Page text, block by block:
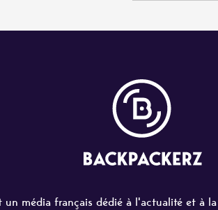
un média français dédié à l'actualité et à